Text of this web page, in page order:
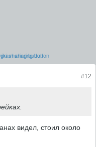
#12
видел, стоил около